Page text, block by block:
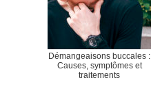
Démangeaisons buccales :
Causes, symptômes et
traitements